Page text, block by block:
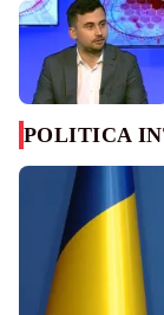
POLITICA